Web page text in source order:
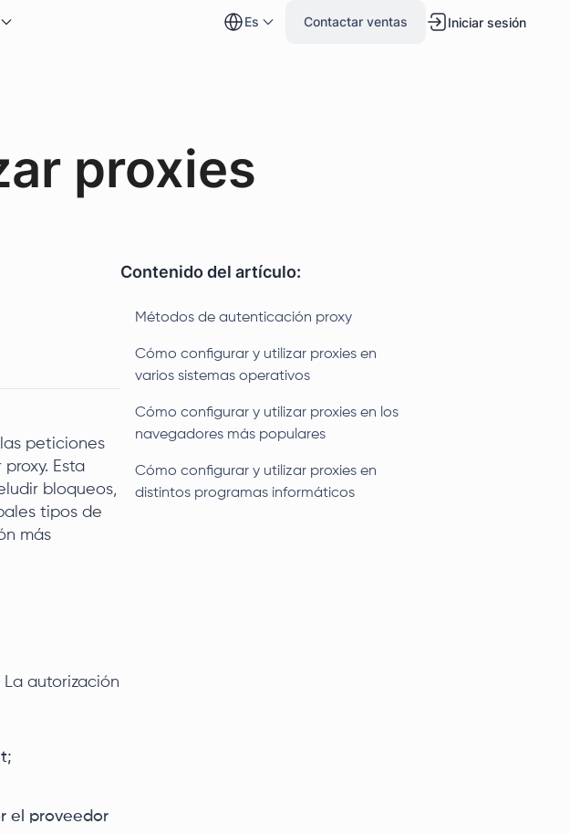
es Contactar ventas Iniciar sesión
proxies
peticiones
Esta
bloqueos,
tipos de
más
autorización
el proveedor
Contenido del artículo:
Métodos de autenticación proxy
Cómo configurar y utilizar proxies en
varios sistemas operativos
Cómo configurar y utilizar proxies en los
navegadores más populares
Cómo configurar y utilizar proxies en
distintos programas informáticos